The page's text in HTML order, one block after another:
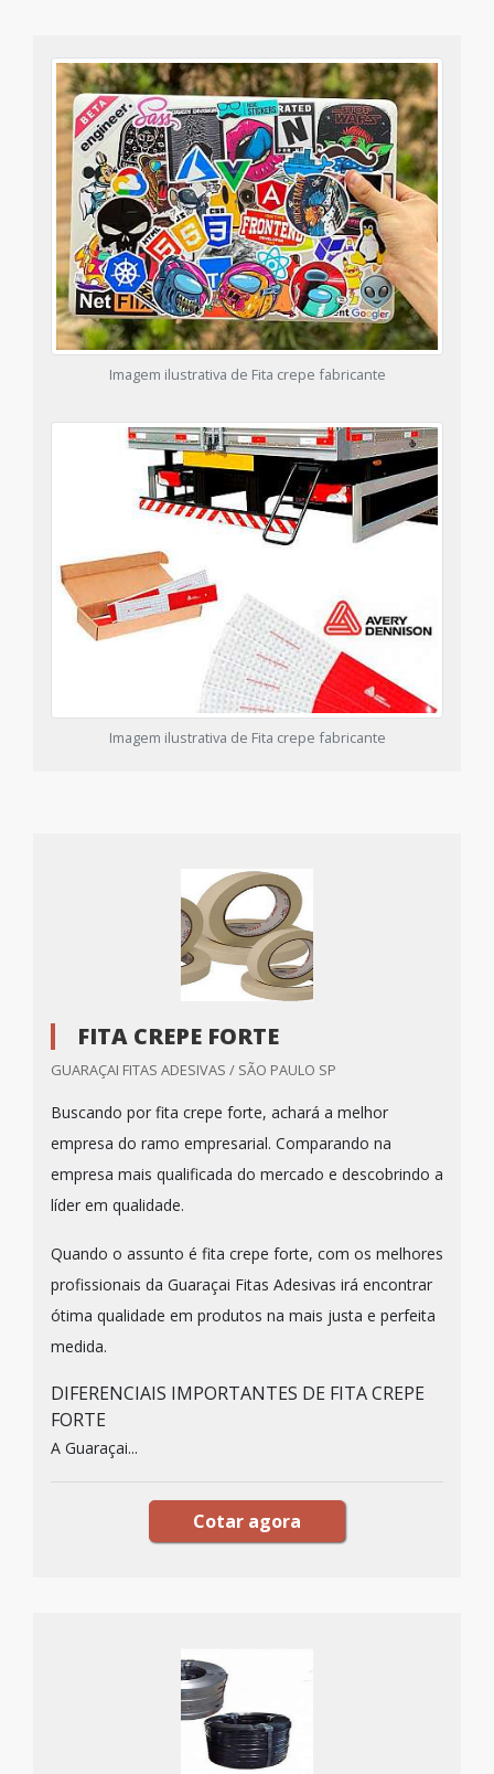
Imagem ilustrativa de Fita crepe fabricante
Imagem ilustrativa de Fita crepe fabricante
FITA CREPE FORTE
GUARAÇAI FITAS ADESIVAS / SÃO PAULO SP
Buscando por fita crepe forte, achará a melhor
empresa do ramo empresarial. Comparando na
empresa mais qualificada do mercado e descobrindo a
líder em qualidade.
Quando o assunto é fita crepe forte, com os melhores
profissionais da Guaraçai Fitas Adesivas irá encontrar
ótima qualidade em produtos na mais justa e perfeita
medida.
DIFERENCIAIS IMPORTANTES DE FITA CREPE
FORTE
A Guaraçai...
Cotar agora